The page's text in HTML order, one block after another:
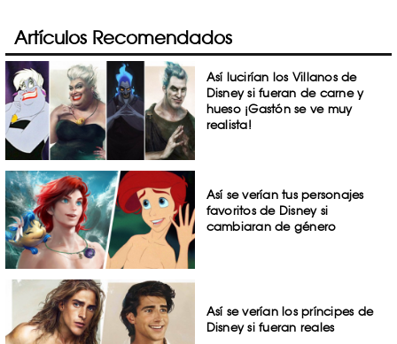
Artículos Recomendados
Así lucirían los Villanos de
Disney si fueran de carne y
hueso ¡Gastón se ve muy
realista!
Así se verían tus personajes
favoritos de Disney si
cambiaran de género
Así se verían los príncipes de
Disney si fueran reales